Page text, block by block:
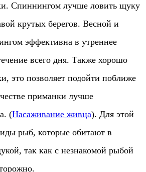
Спиннингом лучше ловить щуку
крутых берегов. Весной и
эффективна в утреннее
всего дня. Также хорошо
это позволяет подойти поближе
приманки лучше
(Насаживание живца). Для этой
рыб, которые обитают в
так как с незнакомой рыбой